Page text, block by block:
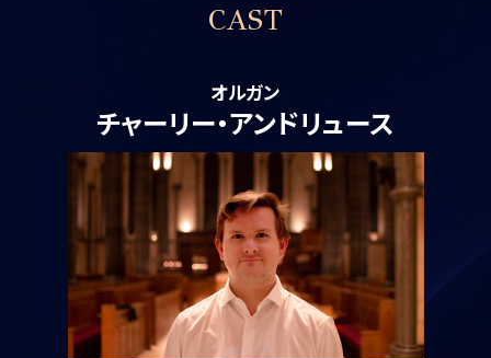
CAST
オルガン
チャーリー・アンドリュース